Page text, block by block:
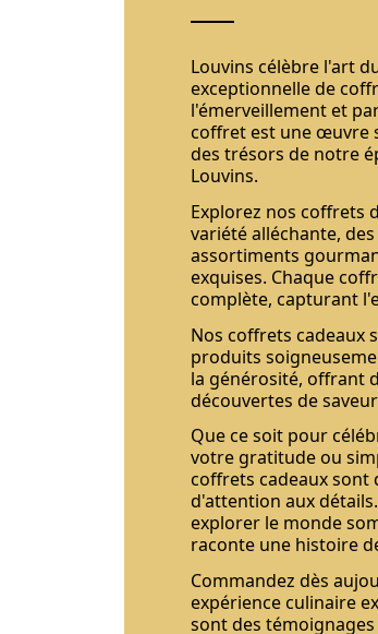
Louvins célèbre l'art
exceptionnelle de
l'émerveillement et
coffret est une œuvre
des trésors de notre
Louvins.
Explorez nos coffrets
variété alléchante,
assortiments
exquises. Chaque
complète, capturant
Nos coffrets cadeaux
produits
la générosité, offrant
découvertes de
Que ce soit pour
votre gratitude ou
coffrets cadeaux sont
d'attention aux
explorer le monde
raconte une histoire
Commandez dès
expérience culinaire
sont des